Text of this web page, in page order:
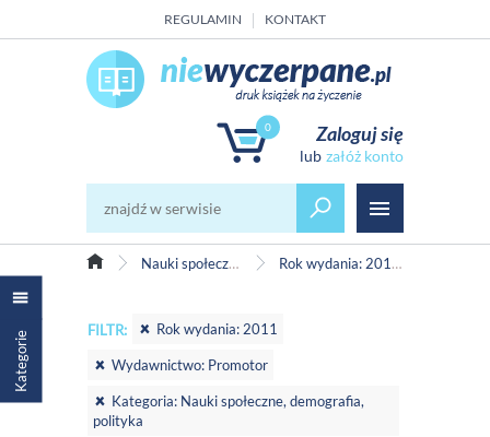
REGULAMIN KONTAKT
0 Zaloguj się
załóż konto
Nauki społeczne, demografia, polityka Rok wydania: 2011, Wydawnictwo: Promotor
Kategorie FILTR: Rok wydania: 2011
Wydawnictwo: Promotor
Kategoria: Nauki społeczne, demografia,
polityka